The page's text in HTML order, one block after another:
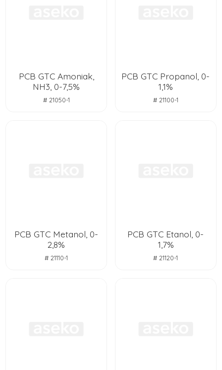
PCB GTC Amoniak,
NH3, 0-7,5%
# 21050-1
PCB GTC Propanol, 0-
1,1%
# 21100-1
PCB GTC Metanol, 0-
2,8%
# 21110-1
PCB GTC Etanol, 0-
1,7%
# 21120-1